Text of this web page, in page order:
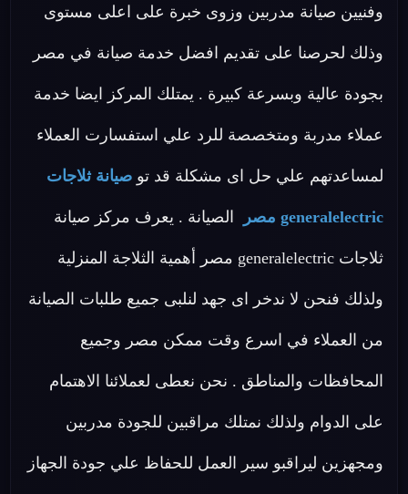
وفنيين صيانة مدربين وزوى خبرة على اعلى مستوى
وذلك لحرصنا على تقديم افضل خدمة صيانة في مصر
بجودة عالية وبسرعة كبيرة . يمتلك المركز ايضا خدمة
عملاء مدربة ومتخصصة للرد علي استفسارت العملاء
لمساعدتهم علي حل اى مشكلة قد تو صيانة ثلاجات
generalelectric مصر الصيانة . يعرف مركز صيانة
ثلاجات generalelectric مصر أهمية الثلاجة المنزلية
ولذلك فنحن لا ندخر اى جهد لنلبى جميع طلبات الصيانة
من العملاء في اسرع وقت ممكن مصر وجميع
المحافظات والمناطق . نحن نعطى لعملائنا الاهتمام
على الدوام ولذلك نمتلك مراقبين للجودة مدربين
ومجهزين ليراقبو سير العمل للحفاظ علي جودة الجهاز